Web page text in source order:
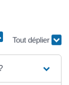
Tout déplier